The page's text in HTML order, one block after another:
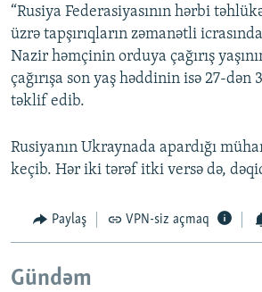
“Rusiya Federasiyasının hərbi
üzrə tapşırıqların zəmanətli
Nazir həmçinin orduya çağırış
çağırışa son yaş həddinin isə 27-dən
təklif edib.
Rusiyanın Ukraynada apardığı
keçib. Hər iki tərəf itki versə də,
Paylaş VPN-siz açmaq
Gündəm